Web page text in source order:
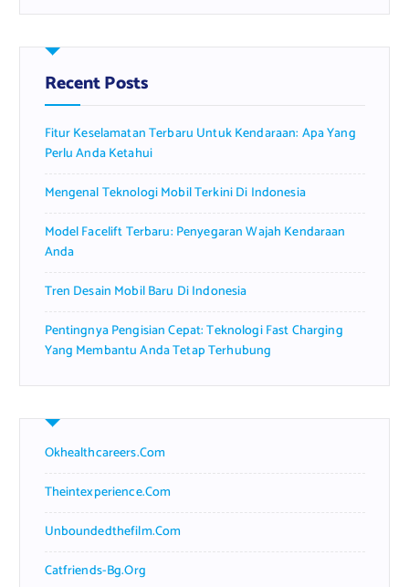
r
h
f
o
:
Recent Posts
Fitur Keselamatan Terbaru Untuk Kendaraan: Apa Yang
Perlu Anda Ketahui
Mengenal Teknologi Mobil Terkini Di Indonesia
Model Facelift Terbaru: Penyegaran Wajah Kendaraan
Anda
Tren Desain Mobil Baru Di Indonesia
Pentingnya Pengisian Cepat: Teknologi Fast Charging
Yang Membantu Anda Tetap Terhubung
Okhealthcareers.com
Theintexperience.com
Unboundedthefilm.com
Catfriends-Bg.org